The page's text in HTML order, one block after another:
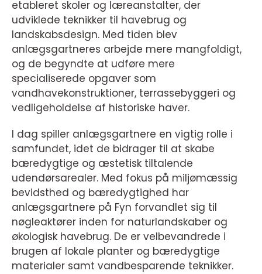
etableret skoler og læreanstalter, der
udviklede teknikker til havebrug og
landskabsdesign. Med tiden blev
anlægsgartneres arbejde mere mangfoldigt,
og de begyndte at udføre mere
specialiserede opgaver som
vandhavekonstruktioner, terrassebyggeri og
vedligeholdelse af historiske haver.
I dag spiller anlægsgartnere en vigtig rolle i
samfundet, idet de bidrager til at skabe
bæredygtige og æstetisk tiltalende
udendørsarealer. Med fokus på miljømæssig
bevidsthed og bæredygtighed har
anlægsgartnere på Fyn forvandlet sig til
nøgleaktører inden for naturlandskaber og
økologisk havebrug. De er velbevandrede i
brugen af lokale planter og bæredygtige
materialer samt vandbesparende teknikker.